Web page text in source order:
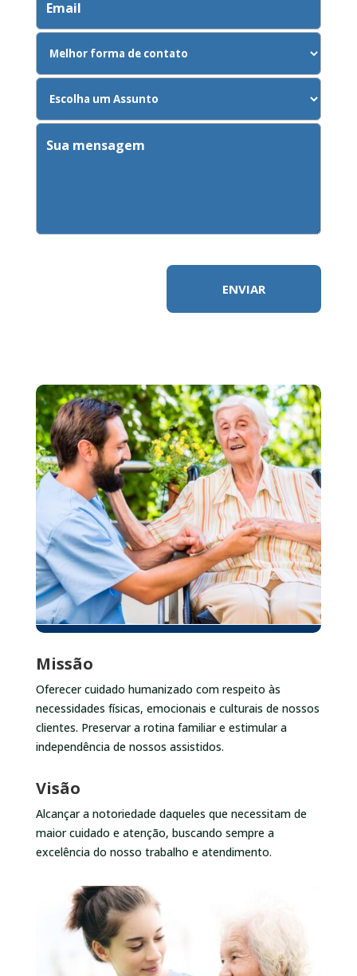
Missão
Oferecer cuidado humanizado com respeito às
necessidades físicas, emocionais e culturais de nossos
clientes. Preservar a rotina familiar e estimular a
independência de nossos assistidos.
Visão
Alcançar a notoriedade daqueles que necessitam de
maior cuidado e atenção, buscando sempre a
excelência do nosso trabalho e atendimento.